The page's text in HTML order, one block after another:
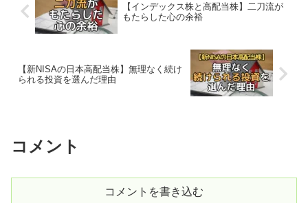
【インデックス株と高配当株】二刀流が
もたらした心の余裕
【新NISAの日本高配当株】無理なく続け
られる投資を選んだ理由
コメント
コメントを書き込む